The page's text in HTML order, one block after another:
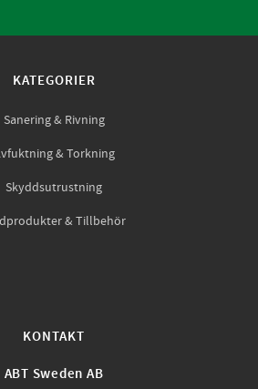
KATEGORIER
Sanering & Rivning
& Torkning
Skyddsutrustning
& Tillbehör
KONTAKT
ABT Sweden AB